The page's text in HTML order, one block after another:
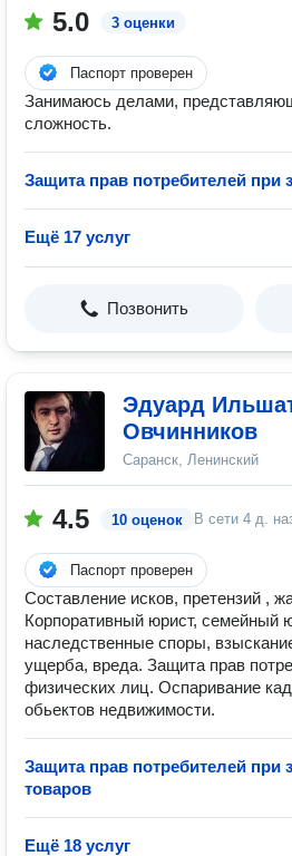
5.0 3 оценки
Паспорт проверен
Занимаюсь делами,
сложность.
Защита прав потребителей при
Ещё 17 услуг
Позвонить
Эдуард
Овчинников
Саранск, Ленинский
4.5 10 оценок В сети 4 д.
Паспорт проверен
Составление исков, претензий ,
Корпоративный юрист, семейный
наследственные споры,
ущерба, вреда. Защита прав
физических лиц. Оспаривание
обьектов недвижимости.
Защита прав потребителей при
товаров
Ещё 18 услуг